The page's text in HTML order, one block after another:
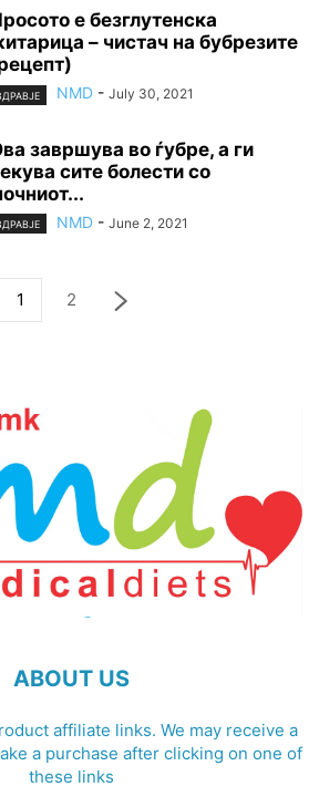
е безглутенска
– чистач на бубрезите
NMD - July 30, 2021
завршува во ѓубре, а ги
сите болести со
NMD - June 2, 2021
1 2
ABOUT US
affiliate links. We may receive a
a purchase after clicking on one of
these links